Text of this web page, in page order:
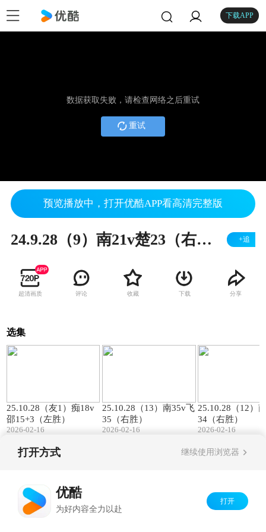
下载APP
数据获取失败，请检查网络之后重试
重试
预览播放中，打开优酷APP看高清完整版
24.9.28（9）南21v楚23（右胜） +追
超清画质 评论 收藏 下载 分享
选集
25.10.28（友1）痴18v
邵15+3（左胜）
2026-02-16
25.10.28（13）南35v飞
35（右胜）
2026-02-16
25.10.28（12）
34（右胜）
2026-02-16
打开方式 继续使用浏览器
优酷
为好内容全力以赴
打开